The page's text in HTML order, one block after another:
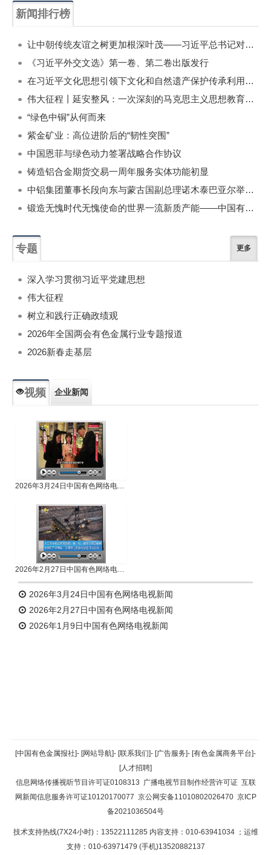
新闻排行榜
让中朝传统友谊之树更加根深叶茂——习近平总书记对朝鲜进行国事访问纪实
《习近平外交文选》第一卷、第二卷出版发行
在习近平文化思想引领下文化和自然遗产保护传承利用工作开创新局面
伟大征程丨延安整风：一次深刻的马克思主义思想教育运动
“绿色中铜”从何而来
紫金矿业：高位进阶后的“韧性突围”
中国恩菲与绿色动力签署战略合作协议
铸造铝合金期货交易一周年服务实体功能初显
中铝集团董事长段向东与蒙古国副总理诺木泰巴亚尔举行会谈
锻造无愧时代无愧使命的世界一流新质产能——中国有色金属工业的战略应对与破局之道（二）
专题 更多
深入学习贯彻习近平党建思想
伟大征程
树立和践行正确政绩观
2026年全国两会有色金属行业专题报道
2026新春走基层
视频 企业新闻
2026年3月24日中国有色网络电视新闻
2026年2月27日中国有色网络电视新闻
2026年3月24日中国有色网络电视新闻
2026年2月27日中国有色网络电视新闻
2026年1月9日中国有色网络电视新闻
返回顶部
返回首页
[中国有色金属报社]- [网站导航]- [联系我们]- [广告服务]- [有色金属商务平台]-
[人才招聘]
信息网络传播视听节目许可证0108313 广播电视节目制作经营许可证 互联
网新闻信息服务许可证10120170077 京公网安备11010802026470 京ICP
备2021036504号
技术支持热线(7X24小时)：13522111285 内容支持：010-63941034 ；运维
支持：010-63971479 (手机)13520882137